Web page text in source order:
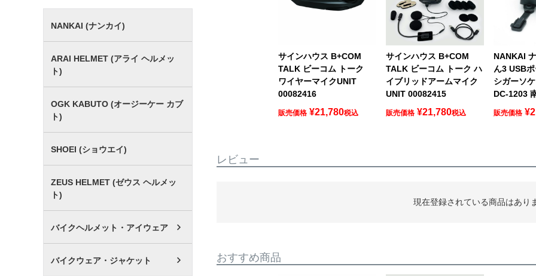
NANKAI (ナンカイ)
ARAI HELMET (アライ ヘルメッ
ト)
OGK KABUTO (オージーケー カブ
ト)
SHOEI (ショウエイ)
ZEUS HELMET (ゼウス ヘルメッ
ト)
バイクヘルメット・アイウェア
バイクウェア・ジャケット
サインハウス B+COM
TALK ビーコム トーク
ワイヤーマイクUNIT
00082416
販売価格 ¥21,780税込
サインハウス B+COM
TALK ビーコム トーク ハ
イブリッドアームマイク
UNIT 00082415
販売価格 ¥21,780税込
NANKAI
ん3 USB
シガーソ
DC-1203
販売価格 ¥
レビュー
現在登録されている商品はあり
おすすめ商品